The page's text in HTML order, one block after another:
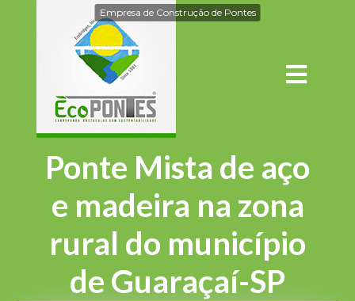
Empresa de Construção de Pontes
Ponte Mista de aço
e madeira na zona
rural do município
de Guaraçaí-SP